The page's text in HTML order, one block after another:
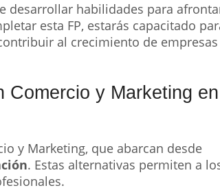
desarrollar habilidades para
esta FP, estarás capacitado
al crecimiento de empresas
y Marketing
y Marketing, que abarcan desde
. Estas alternativas permiten a